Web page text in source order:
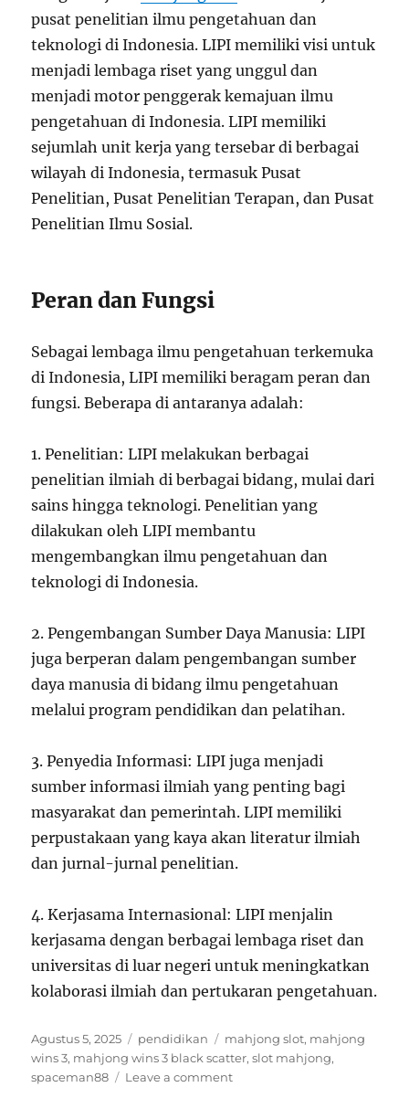
pusat penelitian ilmu pengetahuan dan
teknologi di Indonesia. LIPI memiliki visi untuk
menjadi lembaga riset yang unggul dan
menjadi motor penggerak kemajuan ilmu
pengetahuan di Indonesia. LIPI memiliki
sejumlah unit kerja yang tersebar di berbagai
wilayah di Indonesia, termasuk Pusat
Penelitian, Pusat Penelitian Terapan, dan Pusat
Penelitian Ilmu Sosial.
Peran dan Fungsi
Sebagai lembaga ilmu pengetahuan terkemuka
di Indonesia, LIPI memiliki beragam peran dan
fungsi. Beberapa di antaranya adalah:
1. Penelitian: LIPI melakukan berbagai
penelitian ilmiah di berbagai bidang, mulai dari
sains hingga teknologi. Penelitian yang
dilakukan oleh LIPI membantu
mengembangkan ilmu pengetahuan dan
teknologi di Indonesia.
2. Pengembangan Sumber Daya Manusia: LIPI
juga berperan dalam pengembangan sumber
daya manusia di bidang ilmu pengetahuan
melalui program pendidikan dan pelatihan.
3. Penyedia Informasi: LIPI juga menjadi
sumber informasi ilmiah yang penting bagi
masyarakat dan pemerintah. LIPI memiliki
perpustakaan yang kaya akan literatur ilmiah
dan jurnal-jurnal penelitian.
4. Kerjasama Internasional: LIPI menjalin
kerjasama dengan berbagai lembaga riset dan
universitas di luar negeri untuk meningkatkan
kolaborasi ilmiah dan pertukaran pengetahuan.
Posted
on
Agustus 5, 2025 Categories
pendidikan Tags
mahjong slot, mahjong
wins 3, mahjong wins 3 black scatter,slot mahjong,
spaceman88
Leave a commenton